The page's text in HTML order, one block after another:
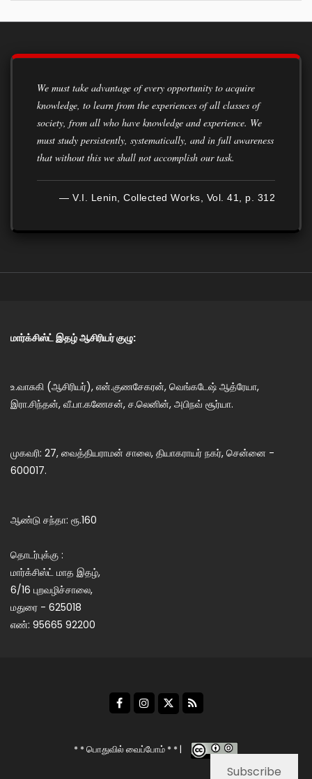
We must take advantage of every opportunity to acquire
knowledge, to learn from the experiences of all classes of
society, from all who have knowledge and experience. We
must study persistently, systematically, and in full awareness
that without this we shall not accomplish our task.
— V.I. Lenin, Collected Works, Vol. 41, p. 312
மார்க்சிஸ்ட் இதழ் ஆசிரியர் குழு:
உ.வாசுகி (ஆசிரியர்), என்.குணசேகரன், வெங்கடேஷ் ஆத்ரேயா,
இரா.சிந்தன், வீ.பா.கணேசன், ச.லெனின், அபிநவ் சூர்யா.
முகவரி: 27, வைத்தியராமன் சாலை, தியாகராயர் நகர், சென்னை -
600017.
ஆண்டு சந்தா: ரூ.160
தொடர்புக்கு :
மார்க்சிஸ்ட் மாத இதழ்,
6/16 புறவழிச்சாலை,
மதுரை - 625018
எண்: 95665 92200
* * பொதுவில் வைப்போம் * * |
Subscribe